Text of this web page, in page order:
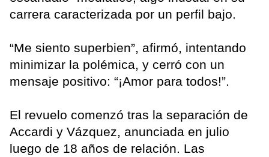
carrera caracterizada por un perfil bajo.
“Me siento superbien”, afirmó, intentando
minimizar la polémica, y cerró con un
mensaje positivo: “¡Amor para todos!”.
El revuelo comenzó tras la separación de
Accardi y Vázquez, anunciada en julio
luego de 18 años de relación. Las